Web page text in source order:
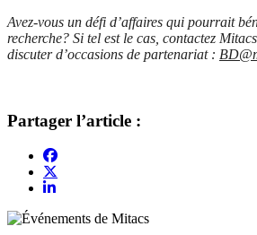
Avez-vous un défi d’affaires qui pourrait
recherche? Si tel est le cas, contactez
discuter d’occasions de partenariat :
Partager l’article :